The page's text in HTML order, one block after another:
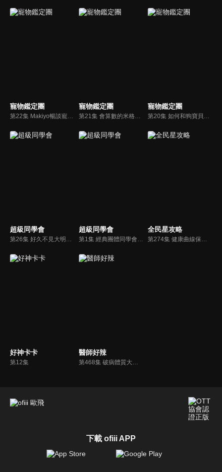
寵物鑑定團 寵物鑑定團 寵物鑑定團
超級同學會
第26集 好久不見大明星－曹蘭
超級同學會
第1集 經典團體同學會合體！紅孩兒 帥哥綜藝團 雙冬姐妹花
全民星攻略
第274集 健康曲線保持王
好神卡卡
第12集
醫師好辣
第468集 破病體質大解析，你是三寶一族嗎？！
下載 ofiii APP